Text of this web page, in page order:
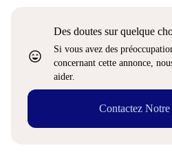
sentiment_very_satisfied
Des doutes sur quelque
Si vous avez des
concernant cette annonce,
aider.
Contactez